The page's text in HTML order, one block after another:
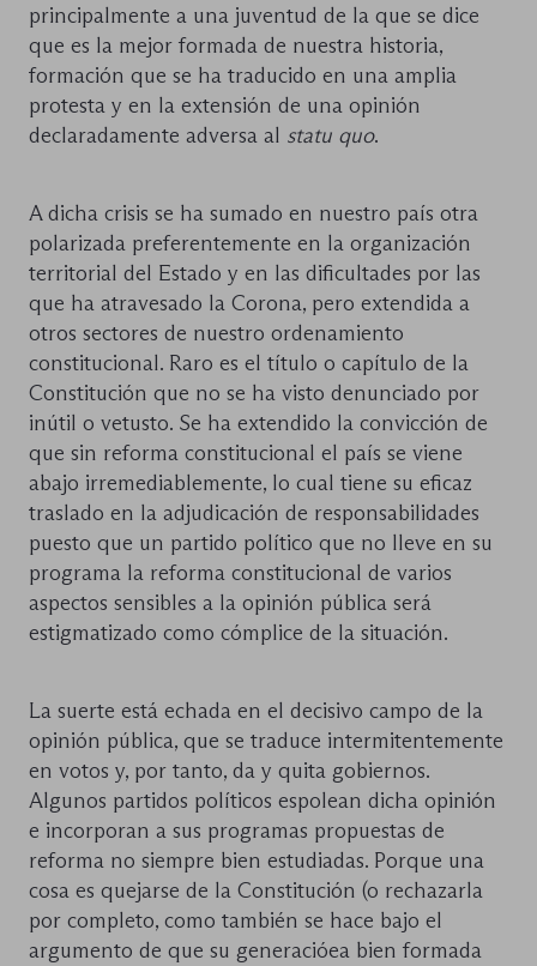
principalmente a una juventud de la que se dice
que es la mejor formada de nuestra historia,
formación que se ha traducido en una amplia
protesta y en la extensión de una opinión
declaradamente adversa al statu quo.
A dicha crisis se ha sumado en nuestro país otra
polarizada preferentemente en la organización
territorial del Estado y en las dificultades por las
que ha atravesado la Corona, pero extendida a
otros sectores de nuestro ordenamiento
constitucional. Raro es el título o capítulo de la
Constitución que no se ha visto denunciado por
inútil o vetusto. Se ha extendido la convicción de
que sin reforma constitucional el país se viene
abajo irremediablemente, lo cual tiene su eficaz
traslado en la adjudicación de responsabilidades
puesto que un partido político que no lleve en su
programa la reforma constitucional de varios
aspectos sensibles a la opinión pública será
estigmatizado como cómplice de la situación.
La suerte está echada en el decisivo campo de la
opinión pública, que se traduce intermitentemente
en votos y, por tanto, da y quita gobiernos.
Algunos partidos políticos espolean dicha opinión
e incorporan a sus programas propuestas de
reforma no siempre bien estudiadas. Porque una
cosa es quejarse de la Constitución (o rechazarla
por completo, como también se hace bajo el
argumento de que su generacióea bien formada